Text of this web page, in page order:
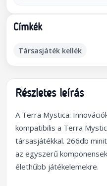
Címkék
Társasjáték kellék
Részletes leírás
A Terra Mystica:
kompatibilis a Terra
társasjátékkal. 266db
az egyszerű
élethűbb játékelemekre.